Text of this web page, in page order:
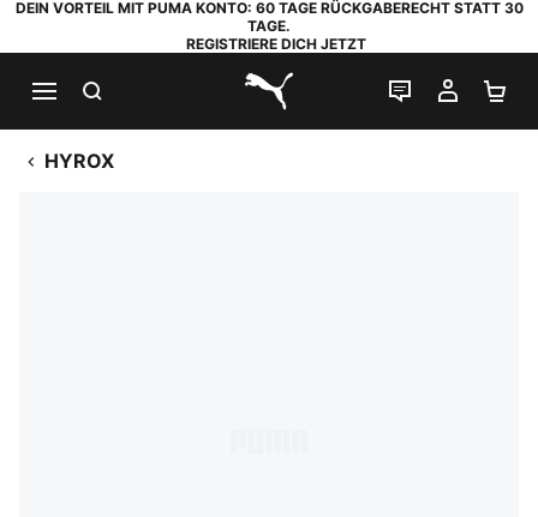
DEIN VORTEIL MIT PUMA KONTO: 60 TAGE RÜCKGABERECHT STATT 30
TAGE.
REGISTRIERE DICH JETZT
PUMA.com
LIVE-CHAT
MEIN
HYROX